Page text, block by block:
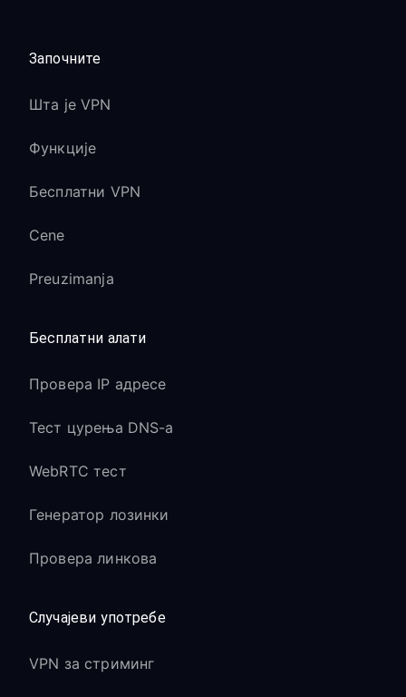
Започните
Шта је VPN
Функције
Бесплатни VPN
Cene
Preuzimanja
Бесплатни алати
Провера IP адресе
Тест цурења DNS-а
WebRTC тест
Генератор лозинки
Провера линкова
Случајеви употребе
VPN за стриминг